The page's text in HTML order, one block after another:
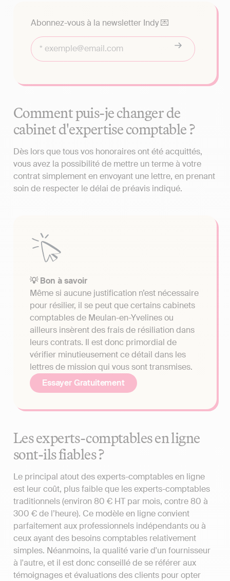
Abonnez-vous à la newsletter Indy 💌
Comment puis-je changer de
cabinet d'expertise comptable ?
Dès lors que tous vos honoraires ont été acquittés,
vous avez la possibilité de mettre un terme à votre
contrat simplement en envoyant une lettre, en prenant
soin de respecter le délai de préavis indiqué.
💡 Bon à savoir
Même si aucune justification n’est nécessaire
pour résilier, il se peut que certains cabinets
comptables de Meulan-en-Yvelines ou
ailleurs insèrent des frais de résiliation dans
leurs contrats. Il est donc primordial de
vérifier minutieusement ce détail dans les
lettres de mission qui vous sont transmises.
Essayer Gratuitement
Les experts-comptables en ligne
sont-ils fiables ?
Le principal atout des experts-comptables en ligne
est leur coût, plus faible que les experts-comptables
traditionnels (environ 80 € HT par mois, contre 80 à
300 € de l’heure). Ce modèle en ligne convient
parfaitement aux professionnels indépendants ou à
ceux ayant des besoins comptables relativement
simples. Néanmoins, la qualité varie d'un fournisseur
à l'autre, et il est donc conseillé de se référer aux
témoignages et évaluations des clients pour opter